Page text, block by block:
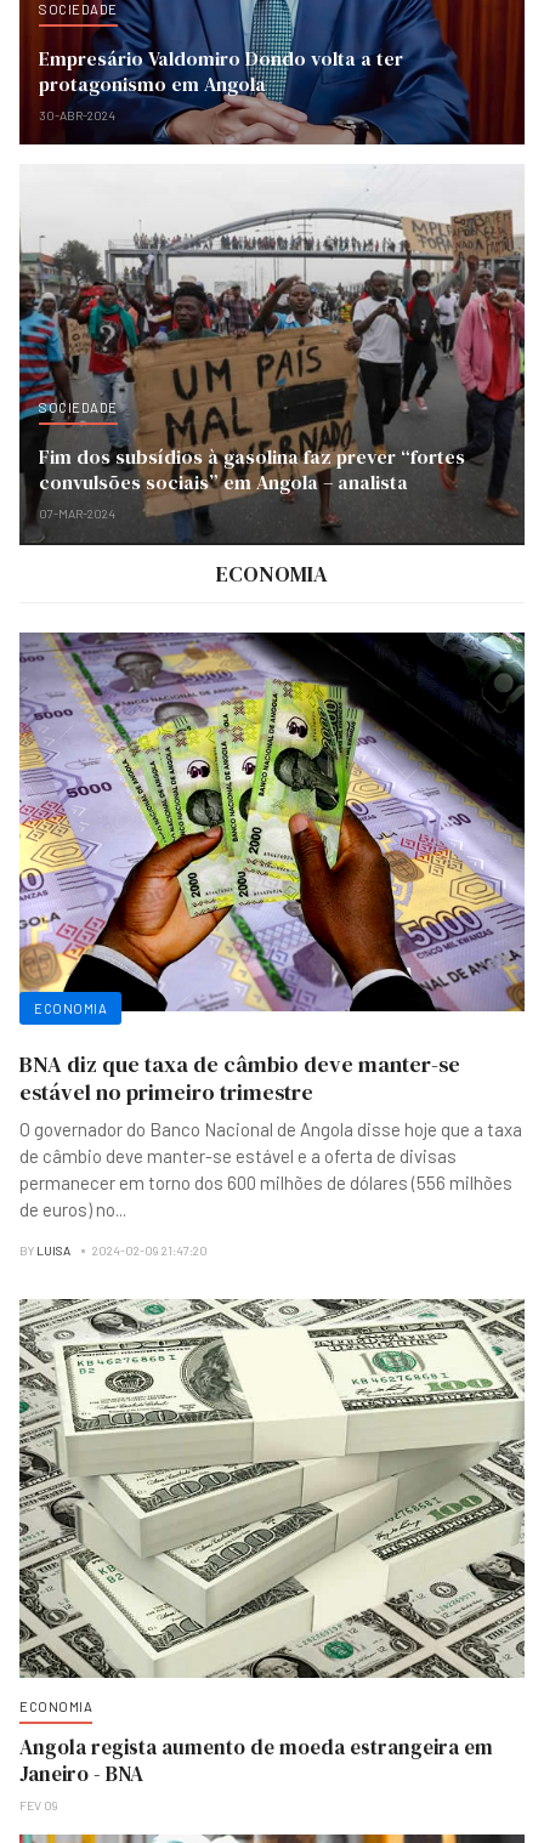
SOCIEDADE
Empresário Valdomiro Dondo volta a ter
protagonismo em Angola
30-ABR-2024
SOCIEDADE
Fim dos subsídios à gasolina faz prever “fortes
convulsões sociais” em Angola – analista
07-MAR-2024
ECONOMIA
ECONOMIA
BNA diz que taxa de câmbio deve manter-se
estável no primeiro trimestre
O governador do Banco Nacional de Angola disse hoje que a taxa
de câmbio deve manter-se estável e a oferta de divisas
permanecer em torno dos 600 milhões de dólares (556 milhões
de euros) no...
BY LUISA 2024-02-09 21:47:20
ECONOMIA
Angola regista aumento de moeda estrangeira em
Janeiro - BNA
FEV 09